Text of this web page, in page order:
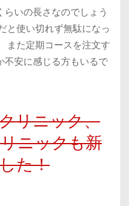
いの長さなのでしょう
と使い切れず無駄になっ
また定期コースを注文す
不安に感じる方もいるで
リニック、
ニックも新
た！